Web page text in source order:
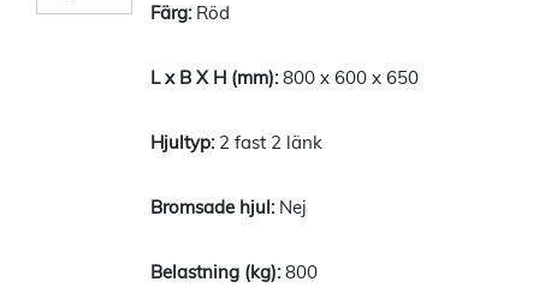
Röd
800 x 600 x 650
2 fast 2 länk
Nej
800